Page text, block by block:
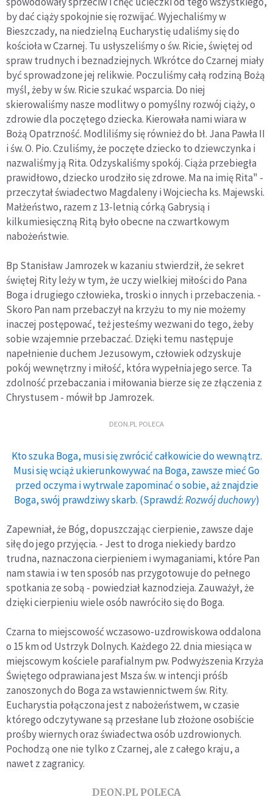
by dać ciąży spokojnie się rozwijać. Wyjechaliśmy w
Bieszczady, na niedzielną Eucharystię udaliśmy się do
kościoła w Czarnej. Tu usłyszeliśmy o św. Ricie, świętej od
spraw trudnych i beznadziejnych. Wkrótce do Czarnej miały
być sprowadzone jej relikwie. Poczuliśmy całą rodziną Bożą
myśl, żeby w św. Ricie szukać wsparcia. Do niej
skierowaliśmy nasze modlitwy o pomyślny rozwój ciąży, o
zdrowie dla poczętego dziecka. Kierowała nami wiara w
Bożą Opatrzność. Modliliśmy się również do bł. Jana Pawła II
i św. O. Pio. Czuliśmy, że poczęte dziecko to dziewczynka i
nazwaliśmy ją Rita. Odzyskaliśmy spokój. Ciąża przebiegła
prawidłowo, dziecko urodziło się zdrowe. Ma na imię Rita" -
przeczytał świadectwo Magdaleny i Wojciecha ks. Majewski.
Małżeństwo, razem z 13-letnią córką Gabrysią i
kilkumiesięczną Ritą było obecne na czwartkowym
nabożeństwie.
Bp Stanisław Jamrozek w kazaniu stwierdził, że sekret
świętej Rity leży w tym, że uczy wielkiej miłości do Pana
Boga i drugiego człowieka, troski o innych i przebaczenia. -
Skoro Pan nam przebaczył na krzyżu to my nie możemy
inaczej postępować, też jesteśmy wezwani do tego, żeby
sobie wzajemnie przebaczać. Dzięki temu następuje
napełnienie duchem Jezusowym, człowiek odzyskuje
pokój wewnętrzny i miłość, która wypełnia jego serce. Ta
zdolność przebaczania i miłowania bierze się ze złączenia z
Chrystusem - mówił bp Jamrozek.
DEON.PL POLECA
Kto szuka Boga, musi się zwrócić całkowicie do wewnątrz.
Musi się wciąż ukierunkowywać na Boga, zawsze mieć Go
przed oczyma i wytrwale zapominać o sobie, aż znajdzie
Boga, swój prawdziwy skarb. (Sprawdź:Rozwój duchowy)
Zapewniał, że Bóg, dopuszczając cierpienie, zawsze daje
siłę do jego przyjęcia. - Jest to droga niekiedy bardzo
trudna, naznaczona cierpieniem i wymaganiami, które Pan
nam stawia i w ten sposób nas przygotowuje do pełnego
spotkania ze sobą - powiedział kaznodzieja. Zauważył, że
dzięki cierpieniu wiele osób nawróciło się do Boga.
Czarna to miejscowość wczasowo-uzdrowiskowa oddalona
o 15 km od Ustrzyk Dolnych. Każdego 22. dnia miesiąca w
miejscowym kościele parafialnym pw. Podwyższenia Krzyża
Świętego odprawiana jest Msza św. w intencji próśb
zanoszonych do Boga za wstawiennictwem św. Rity.
Eucharystia połączona jest z nabożeństwem, w czasie
którego odczytywane są przesłane lub złożone osobiście
prośby wiernych oraz świadectwa osób uzdrowionych.
Pochodzą one nie tylko z Czarnej, ale z całego kraju, a
nawet z zagranicy.
DEON.PL POLECA